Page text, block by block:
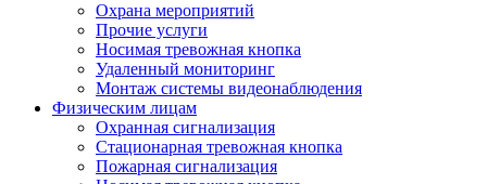
Охрана мероприятий
Прочие услуги
Носимая тревожная кнопка
Удаленный мониторинг
Монтаж системы видеонаблюдения
Физическим лицам
Охранная сигнализация
Стационарная тревожная кнопка
Пожарная сигнализация